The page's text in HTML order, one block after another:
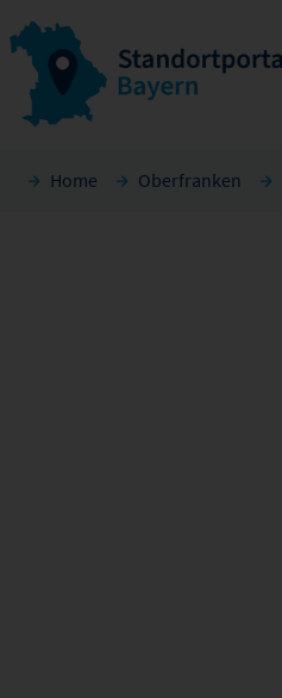
Home Oberfranken